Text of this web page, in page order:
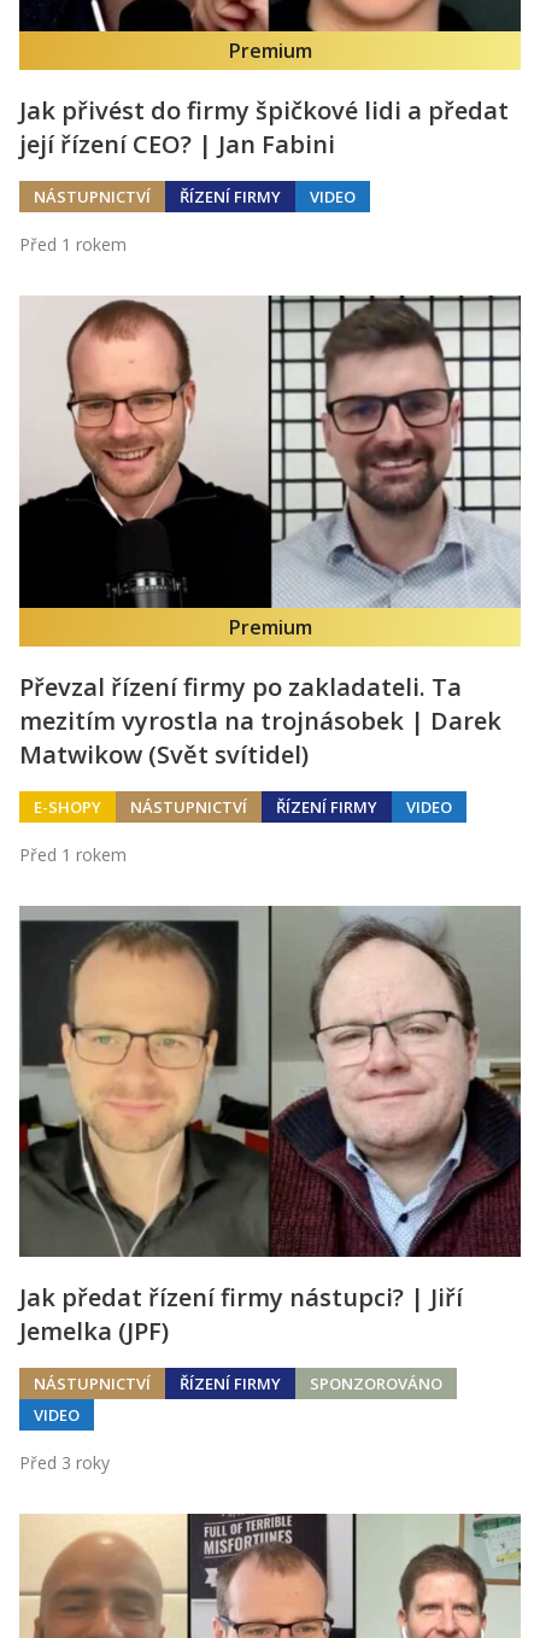
Premium
Jak přivést do firmy špičkové lidi a předat
její řízení CEO? | Jan Fabini
NÁSTUPNICTVÍ ŘÍZENÍ FIRMY VIDEO
Před 1 rokem
Premium
Převzal řízení firmy po zakladateli. Ta
mezitím vyrostla na trojnásobek | Darek
Matwikow (Svět svítidel)
E-SHOPY NÁSTUPNICTVÍ ŘÍZENÍ FIRMY VIDEO
Před 1 rokem
Jak předat řízení firmy nástupci? | Jiří
Jemelka (JPF)
NÁSTUPNICTVÍ ŘÍZENÍ FIRMY
SPONZOROVÁNO
VIDEO
Před 3 roky